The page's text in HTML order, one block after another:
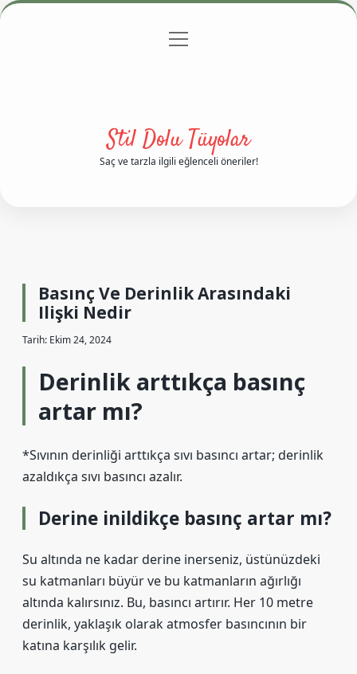
Gizlilik Politikası
menüyü
Stil Dolu Tüyolar
Saç ve tarzla ilgili eğlenceli öneriler!
Basınç Ve Derinlik Arasındaki
Ilişki Nedir
Tarih: Ekim 24, 2024
Derinlik arttıkça basınç
artar mı?
*Sıvının derinliği arttıkça sıvı basıncı artar; derinlik
azaldıkça sıvı basıncı azalır.
Derine inildikçe basınç artar mı?
Su altında ne kadar derine inerseniz, üstünüzdeki
su katmanları büyür ve bu katmanların ağırlığı
altında kalırsınız. Bu, basıncı artırır. Her 10 metre
derinlik, yaklaşık olarak atmosfer basıncının bir
katına karşılık gelir.